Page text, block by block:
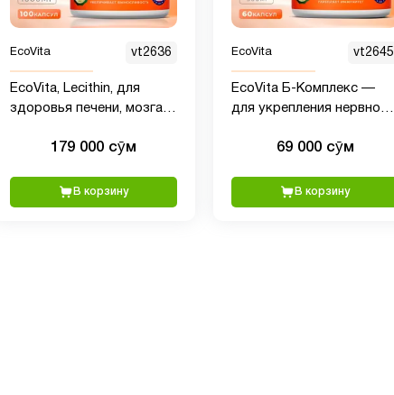
EcoVita vt2636
EcoVita, Lecithin, для
здоровья печени, мозга и
100 капсул179 000 сӯм
В корзину
EcoVita vt2645
EcoVita Б-Комплекс —
для укрепления нервной
69 000 сӯм
В корзину